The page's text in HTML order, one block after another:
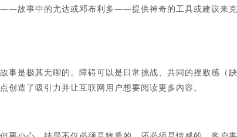
故事中的尤达或邓布利多——提供神奇的工具或建议来
事是极其无聊的。障碍可以是日常挑战、共同的挫败感（
造了吸引力并让互联网用户想要阅读更多内容。